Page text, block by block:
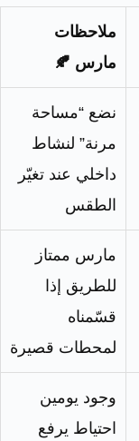
ملاحظات
مارس 🍂
نضع “مساحة
مرنة” لنشاط
داخلي عند تغيّر
الطقس
مارس ممتاز
للطريق إذا
قسّمناه
لمحطات قصيرة
وجود يومين
احتياط يرفع